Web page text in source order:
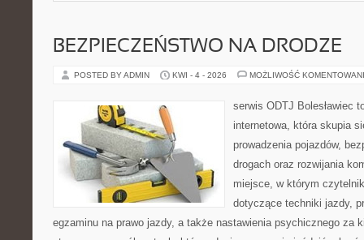
BEZPIECZEŃSTWO NA DRODZE
POSTED BY ADMIN KWI - 4 - 2026 MOŻLIWOŚĆ
serwis ODTJ Bolesławiec
internetowa, która skupia
prowadzenia pojazdów,
drogach oraz rozwijania
miejsce, w którym
dotyczące techniki jazdy,
egzaminu na prawo jazdy, a także nastawienia psychicznego za